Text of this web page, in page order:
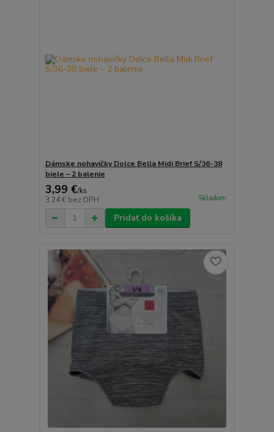
Dámske nohavičky Dolce Bella Midi Brief S/36-38
biele – 2 balenie
3,99 €/ks
3,24 € bez DPH Skladom
Pridať do košíka